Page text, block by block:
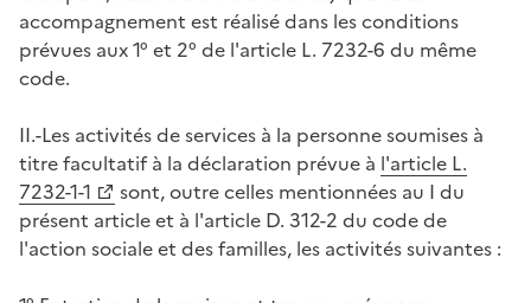
accompagnement est réalisé dans les conditions
prévues aux 1° et 2° de l'article L. 7232-6 du même
code.
II.-Les activités de services à la personne soumises à
titre facultatif à la déclaration prévue à l'article L.
7232-1-1
sont, outre celles mentionnées au I du
présent article et à l'article D. 312-2 du code de
l'action sociale et des familles, les activités suivantes :